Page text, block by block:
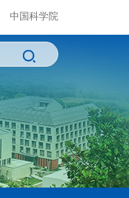
中国科学院